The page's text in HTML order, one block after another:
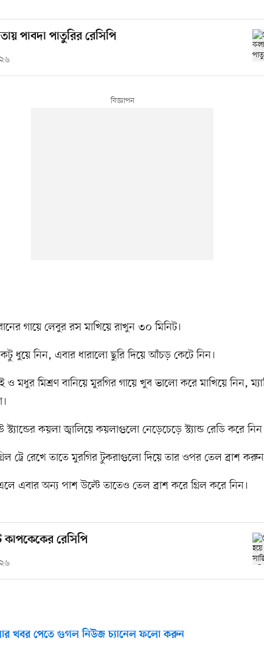
পাবদা পাতুরির রেসিপি
গায়ে লেবুর রস মাখিয়ে রাখুন ৩০ মিনিট।
ধুয়ে নিন, এবার ধারালো ছুরি দিয়ে আঁচড় কেটে নিন।
মধুর মিশ্রণ বানিয়ে মুরগির গায়ে খুব ভালো করে মাখিয়ে নিন,
স্ট্যান্ডের কয়লা জ্বালিয়ে কয়লাগুলো নেড়েচেড়ে স্ট্যান্ড রেডি করে
ট্রে রেখে তাতে মুরগির টুকরাগুলো দিয়ে তার ওপর তেল ব্রাশ
এবার অন্য পাশ উল্টে তাতেও তেল ব্রাশ করে গ্রিল করে নিন।
রেসিপি
খবর পেতে গুগল নিউজ চ্যানেল ফলো করুন